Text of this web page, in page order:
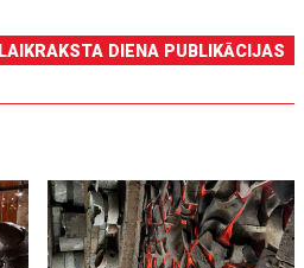
LAIKRAKSTA DIENA PUBLIKĀCIJAS